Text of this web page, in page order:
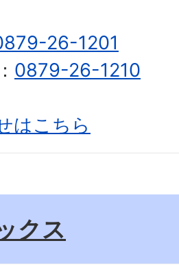
26-1201
0879-26-1210
はこちら
クス